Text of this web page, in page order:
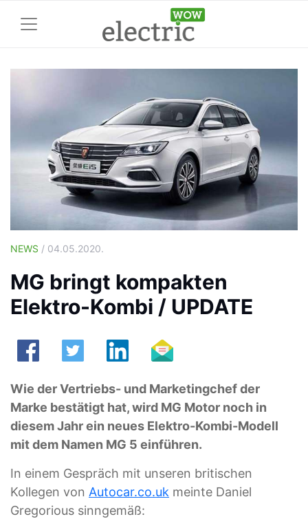
NEWS / 04.05.2020.
MG bringt kompakten
Elektro-Kombi / UPDATE
Wie der Vertriebs- und Marketingchef der
Marke bestätigt hat, wird MG Motor noch in
diesem Jahr ein neues Elektro-Kombi-Modell
mit dem Namen MG 5 einführen.
In einem Gespräch mit unseren britischen
Kollegen von Autocar.co.uk meinte Daniel
Gregorious sinngemäß: